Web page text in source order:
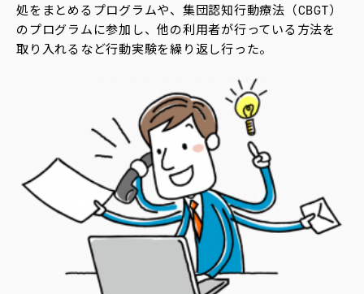
処をまとめるプログラムや、集団認知行動療法（CBGT）
のプログラムに参加し、他の利用者が行っている方法を
取り入れるなど行動実験を繰り返し行った。